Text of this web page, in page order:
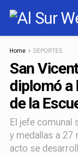
Home DEPORTES
San
diplomó a
de la
El jefe comunal
y medallas a 27
acto se